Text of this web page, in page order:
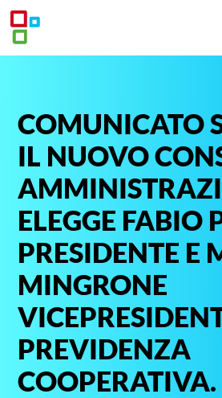
COMUNICATO
IL NUOVO
ELEGGE FABIO
PRESIDENTE E
MINGRONE
PREVIDENZA
COOPERATIVA.